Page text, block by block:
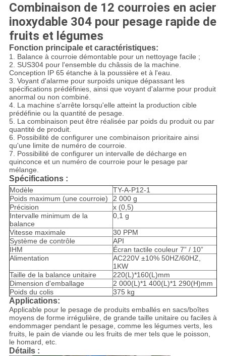
Combinaison de 12 courroies en acier
inoxydable 304 pour pesage rapide de
fruits et légumes
Fonction principale et caractéristiques:
1. Balance à courroie démontable pour un nettoyage facile ;
2. SUS304 pour l'ensemble du châssis de la machine.
Conception IP 65 étanche à la poussière et à l'eau.
3. Voyant d'alarme pour surpoids unique dépassant les
spécifications prédéfinies, ainsi que voyant d'alarme pour produit
anormal ou non combiné.
4. La machine s'arrête lorsqu'elle atteint la production cible
prédéfinie ou la quantité de pesage.
5. La combinaison peut être réalisée par poids du produit ou par
quantité de produit.
6. Possibilité de configurer une combinaison prioritaire ainsi
qu'une limite de numéro de courroie.
7. Possibilité de configurer un intervalle de décharge en
quinconce et un numéro de courroie pour le pesage par
mélange.
Spécifications :
Modèle
TY-A-P12-1
Poids maximum (une courroie)
2 000 g
Précision
x (0,5)
Intervalle minimum de la
balance
0,1 g
Vitesse maximale
30 PPM
Système de contrôle
API
IHM
Écran tactile couleur 7” / 10”
Alimentation
AC220V ±10% 50HZ/60HZ,
1KW
Taille de la balance unitaire
220(L)*160(L)mm
Dimension d'emballage
2 000(L)*1 400(L)*1 290(H)mm
Poids du colis
375 kg
Applications:
Applicable pour le pesage de produits emballés en sacs/boîtes
moyens de forme irrégulière, de grande taille unitaire ou faciles à
endommager pendant le pesage, comme les légumes verts, les
fruits, le pain de viande ou les fruits de mer tels que le poisson,
le homard, etc.
Détails :